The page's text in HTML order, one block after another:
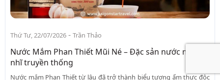
Thứ Tư, 22/07/2026 - Trần Thảo
Nước Mắm Phan Thiết Mũi Né – Đặc sản nước mắm
nhĩ truyền thống
Nước mắm Phan Thiết từ lâu đã trở thành biểu tượng ẩm thực độc